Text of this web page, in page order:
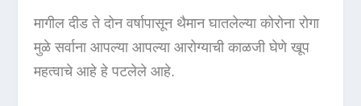
मागील दीड ते दोन वर्षापासून थैमान घातलेल्या कोरोना रोगा
मुळे सर्वाना आपल्या आपल्या आरोग्याची काळजी घेणे खूप
महत्वाचे आहे हे पटलेले आहे.